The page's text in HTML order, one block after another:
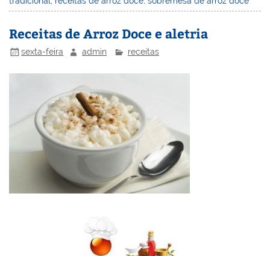
e
st
e
dI
n
e
b
o
k
er l
o
o
M
e
Receitas de Arroz Doce e aletria
sexta-feira admin receitas